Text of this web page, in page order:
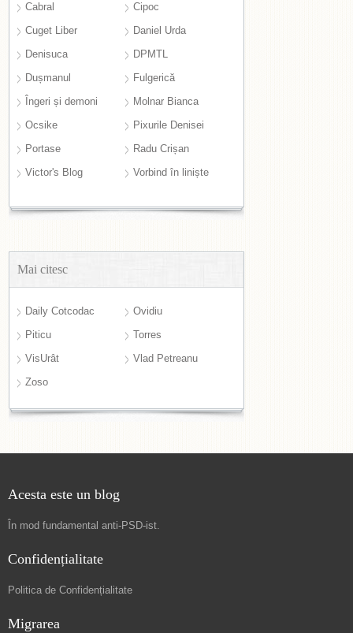
Cabral
Cipoc
Cuget Liber
Daniel Urda
Denisuca
DPMTL
Dușmanul
Fulgerică
Îngeri și demoni
Molnar Bianca
Ocsike
Pixurile Denisei
Portase
Radu Crișan
Victor's Blog
Vorbind în liniște
Mai citesc
Daily Cotcodac
Ovidiu
Piticu
Torres
VisUrât
Vlad Petreanu
Zoso
Acesta este un blog
În mod fundamental anti-PSD-ist.
Confidențialitate
Politica de Confidențialitate
Migrarea